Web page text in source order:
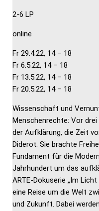
2-6 LP
online
Fr 29.4.22, 14 – 18
Fr 6.5.22, 14 – 18
Fr 13.5.22, 14 – 18
Fr 20.5.22, 14 – 18
Wissenschaft und
Menschenrechte: Vor
der Aufklärung, die Zeit
Diderot. Sie brachte
Fundament für die
Jahrhundert um das
ARTE-Dokuserie „Im
eine Reise um die Welt
und Zukunft. Dabei